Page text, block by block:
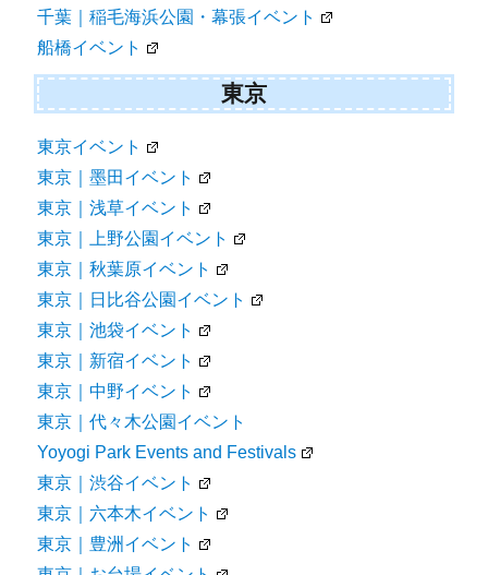
千葉｜稲毛海浜公園・幕張イベント
船橋イベント
東京
東京イベント
東京｜墨田イベント
東京｜浅草イベント
東京｜上野公園イベント
東京｜秋葉原イベント
東京｜日比谷公園イベント
東京｜池袋イベント
東京｜新宿イベント
東京｜中野イベント
東京｜代々木公園イベント
Yoyogi Park Events and Festivals
東京｜渋谷イベント
東京｜六本木イベント
東京｜豊洲イベント